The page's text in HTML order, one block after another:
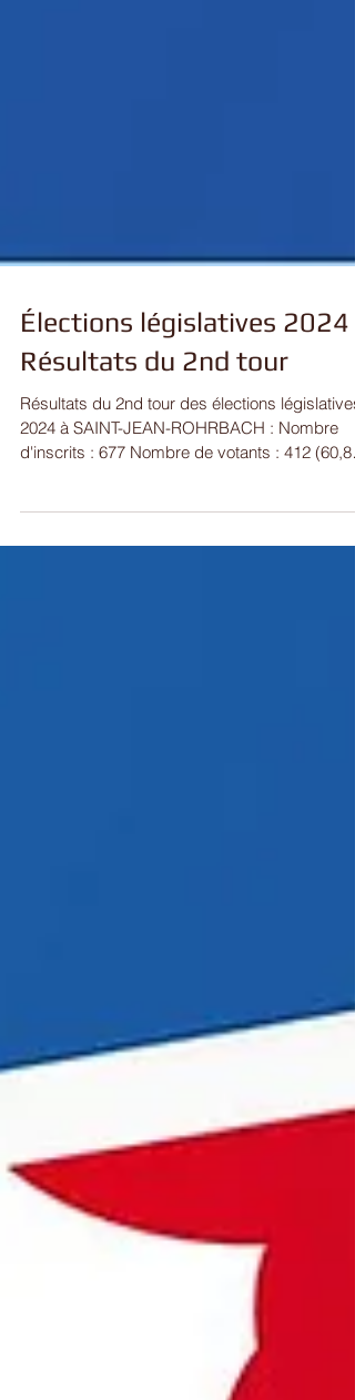
Élections législatives 2024 -
Résultats du 2nd tour
Résultats du 2nd tour des élections législatives
2024 à SAINT-JEAN-ROHRBACH : Nombre
%)...